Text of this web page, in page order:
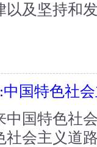
及坚持和
国特色社
国特色社
社会主义道